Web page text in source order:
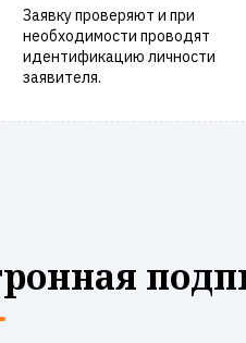
Заявку проверяют и при
необходимости проводят
идентификацию личности
заявителя.